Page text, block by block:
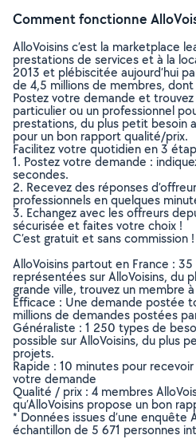
Comment fonctionne
AlloVoisins c’est la marketplace
prestations de services et à la
2013 et plébiscitée aujourd’hui
de 4,5 millions de membres,
Postez votre demande et
particulier ou un professionnel
prestations, du plus petit besoin
pour un bon rapport qualité/prix.
Facilitez votre quotidien en 3
1. Postez votre demande :
secondes.
2. Recevez des réponses
professionnels en quelques
3. Echangez avec les offreurs
sécurisée et faites votre choix !
C’est gratuit et sans commission !
AlloVoisins partout en France :
représentées sur AlloVoisins, du
grande ville, trouvez un membre
Efficace : Une demande postée
millions de demandes postées
Généraliste : 1 250 types de
possible sur AlloVoisins, du plus
projets.
Rapide : 10 minutes pour
votre demande
Qualité / prix : 4 membres
qu’AlloVoisins propose un bon
* Données issues d’une enquête
échantillon de 5 671 personnes